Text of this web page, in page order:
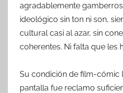
agradablemente
ideológico sin ton ni son,
cultural casi al azar, sin
coherentes. Ni falta que les
Su condición de film-cómic
pantalla fue reclamo